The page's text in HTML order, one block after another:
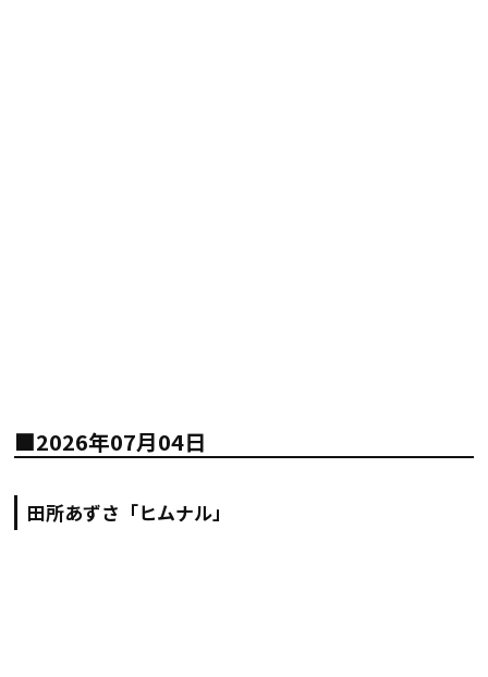
■2026年07月04日
田所あずさ「ヒムナル」